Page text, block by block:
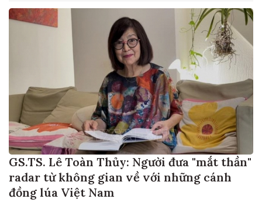
GS.TS. Lê Toàn Thủy: Người đưa "mắt thần"
radar từ không gian về với những cánh
đồng lúa Việt Nam